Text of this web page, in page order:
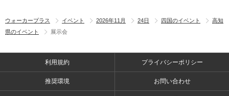
ウォーカープラス イベント 2026年11月 24日 四国のイベント
高知
県のイベント
展示会
利用規約 プライバシーポリシー
推奨環境 お問い合わせ